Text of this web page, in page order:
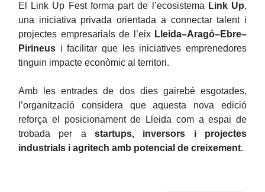
El Link Up Fest forma part de l’ecosistema Link Up,
una iniciativa privada orientada a connectar talent i
projectes empresarials de l’eix Lleida–Aragó–Ebre–
Pirineus i facilitar que les iniciatives emprenedores
tinguin impacte econòmic al territori.
Amb les entrades de dos dies gairebé esgotades,
l’organització considera que aquesta nova edició
reforça el posicionament de Lleida com a espai de
trobada per a startups, inversors i projectes
industrials i agritech amb potencial de creixement.